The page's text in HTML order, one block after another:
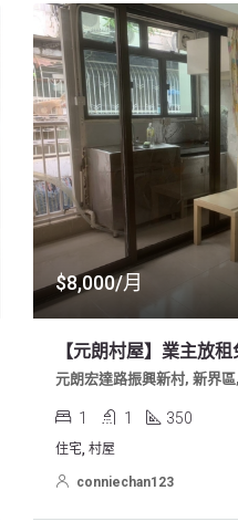
$8,000/月
【元朗村屋】業主放租
元朗宏達路振興新村, 新界
1 1 350
住宅, 村屋
conniechan123